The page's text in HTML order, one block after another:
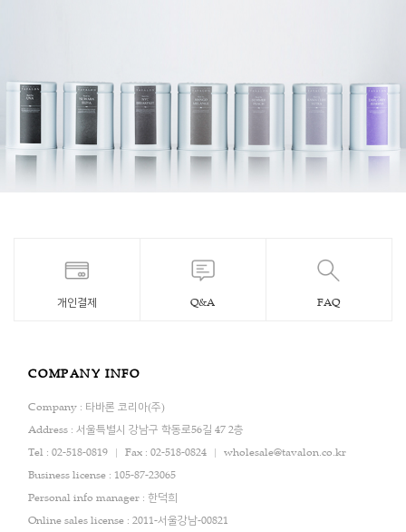
개인결제 Q&A FAQ
COMPANY INFO
Company : 타바론 코리아(주)
Address : 서울특별시 강남구 학동로56길 47 2층
Tel : 02-518-0819
Fax : 02-518-0824
wholesale@tavalon.co.kr
Business license : 105-87-23065
Personal info manager : 한덕희
Online sales license : 2011-서울강남-00821